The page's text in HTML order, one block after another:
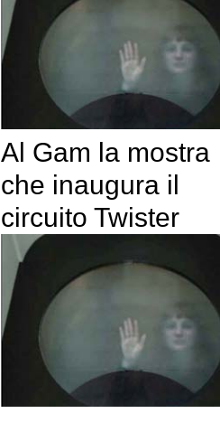
Al Gam la mostra
che inaugura il
circuito Twister